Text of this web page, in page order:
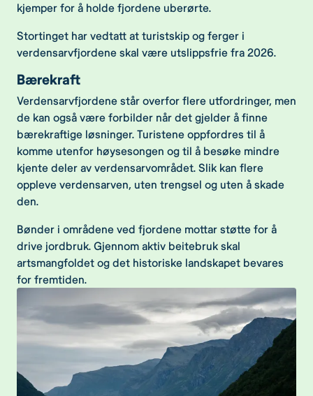
kjemper for å holde fjordene uberørte.
Stortinget har vedtatt at turistskip og ferger i
verdensarvfjordene skal være utslippsfrie fra 2026.
Bærekraft
Verdensarvfjordene står overfor flere utfordringer, men
de kan også være forbilder når det gjelder å finne
bærekraftige løsninger. Turistene oppfordres til å
komme utenfor høysesongen og til å besøke mindre
kjente deler av verdensarvområdet. Slik kan flere
oppleve verdensarven, uten trengsel og uten å skade
den.
Bønder i områdene ved fjordene mottar støtte for å
drive jordbruk. Gjennom aktiv beitebruk skal
artsmangfoldet og det historiske landskapet bevares
for fremtiden.